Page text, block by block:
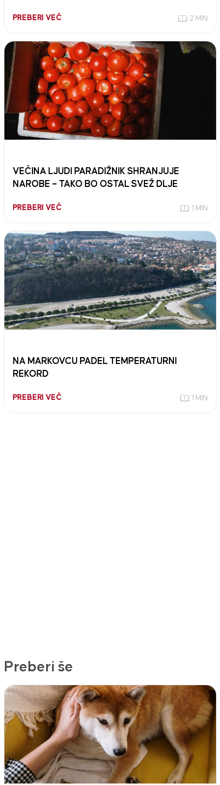
PREBERI VEČ 2 MIN
VEČINA LJUDI PARADIŽNIK SHRANJUJE
NAROBE – TAKO BO OSTAL SVEŽ DLJE
PREBERI VEČ 1 MIN
NA MARKOVCU PADEL TEMPERATURNI
REKORD
PREBERI VEČ 1 MIN
Preberi še